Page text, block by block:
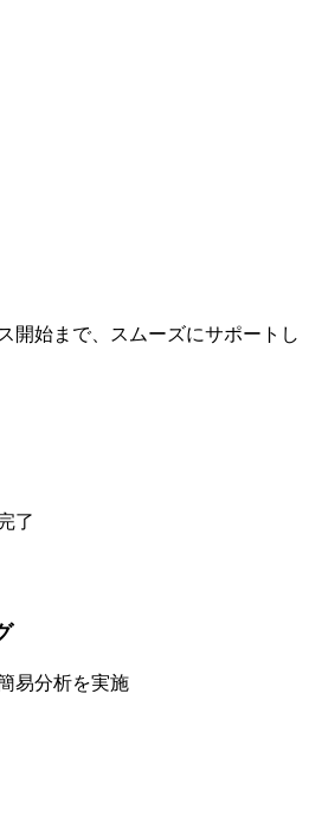
開始まで、スムーズにサポートし
了
易分析を実施